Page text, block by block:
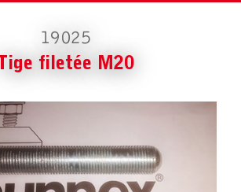
19025
Tige filetée M20